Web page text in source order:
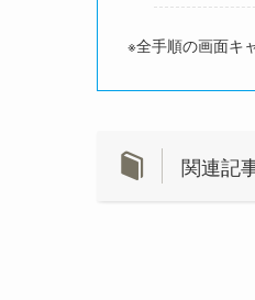
※全手順の画面キ
関連記